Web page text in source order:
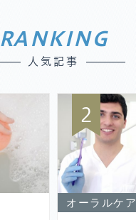
RANKING
人気記事
2
オーラルケア